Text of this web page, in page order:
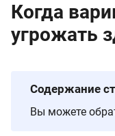
Когда
угрожать
Содержание
Вы можете